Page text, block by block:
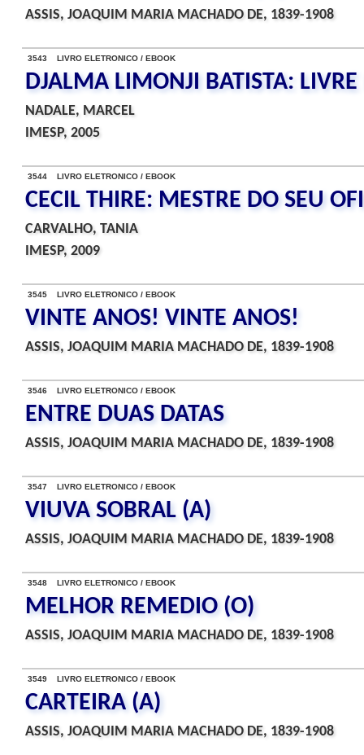
ASSIS, JOAQUIM MARIA MACHADO DE, 1839-1908
3543 LIVRO ELETRONICO / EBOOK
DJALMA LIMONJI BATISTA: LIVRE
NADALE, MARCEL
IMESP, 2005
3544 LIVRO ELETRONICO / EBOOK
CECIL THIRE: MESTRE DO SEU
CARVALHO, TANIA
IMESP, 2009
3545 LIVRO ELETRONICO / EBOOK
VINTE ANOS! VINTE ANOS!
ASSIS, JOAQUIM MARIA MACHADO DE, 1839-1908
3546 LIVRO ELETRONICO / EBOOK
ENTRE DUAS DATAS
ASSIS, JOAQUIM MARIA MACHADO DE, 1839-1908
3547 LIVRO ELETRONICO / EBOOK
VIUVA SOBRAL (A)
ASSIS, JOAQUIM MARIA MACHADO DE, 1839-1908
3548 LIVRO ELETRONICO / EBOOK
MELHOR REMEDIO (O)
ASSIS, JOAQUIM MARIA MACHADO DE, 1839-1908
3549 LIVRO ELETRONICO / EBOOK
CARTEIRA (A)
ASSIS, JOAQUIM MARIA MACHADO DE, 1839-1908